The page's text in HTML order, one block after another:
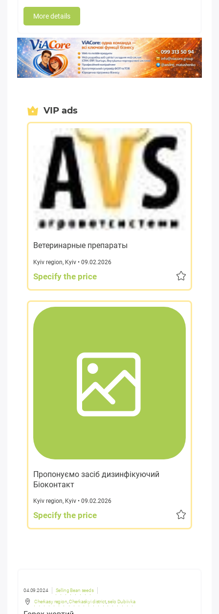
More details
VIP ads
Ветеринарные препараты
Kyiv region, Kyiv • 09.02.2026
Specify the price
Пропонуємо засіб дизинфікуючий
Біоконтакт
Kyiv region, Kyiv • 09.02.2026
Specify the price
04.09.2024 Selling Bean seeds
Cherkasy region,Cherkaskyi district,selo Dubiivka